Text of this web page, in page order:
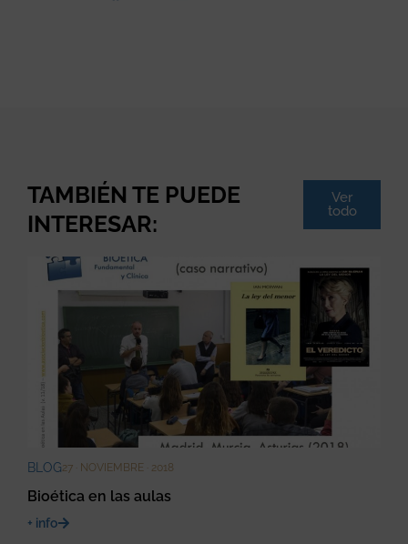
TAMBIÉN TE PUEDE
INTERESAR:
Ver
todo
BLOG27 · NOVIEMBRE · 2018
Bioética en las aulas
+ info